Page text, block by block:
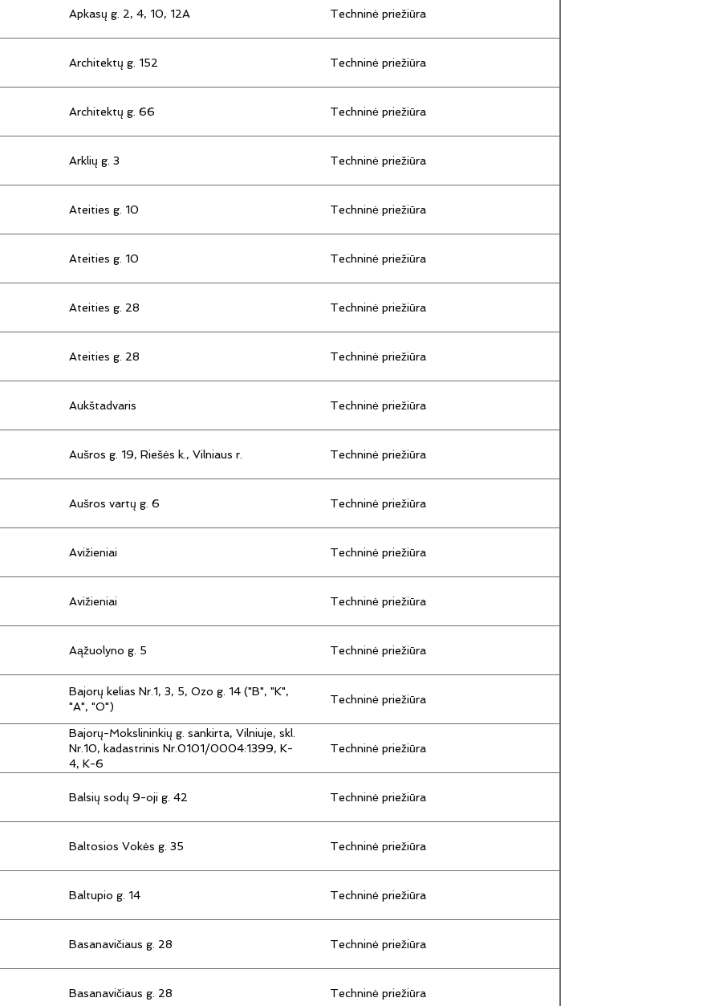
Apkasų g. 2, 4, 10, 12A Techninė priežiūra
Architektų g. 152 Techninė priežiūra
Architektų g. 66 Techninė priežiūra
Arklių g. 3 Techninė priežiūra
Ateities g. 10 Techninė priežiūra
Ateities g. 10 Techninė priežiūra
Ateities g. 28 Techninė priežiūra
Ateities g. 28 Techninė priežiūra
Aukštadvaris Techninė priežiūra
Aušros g. 19, Riešės k., Vilniaus r. Techninė priežiūra
Aušros vartų g. 6 Techninė priežiūra
Avižieniai Techninė priežiūra
Avižieniai Techninė priežiūra
Aąžuolyno g. 5 Techninė priežiūra
Bajorų kelias Nr.1, 3, 5, Ozo g. 14 ("B", "K",
"A", "O")
Techninė priežiūra
Bajorų-Mokslininkių g. sankirta, Vilniuje, skl.
Nr.10, kadastrinis Nr.0101/0004:1399, K-
4, K-6
Techninė priežiūra
Balsių sodų 9-oji g. 42 Techninė priežiūra
Baltosios Vokės g. 35 Techninė priežiūra
Baltupio g. 14 Techninė priežiūra
Basanavičiaus g. 28 Techninė priežiūra
Basanavičiaus g. 28 Techninė priežiūra